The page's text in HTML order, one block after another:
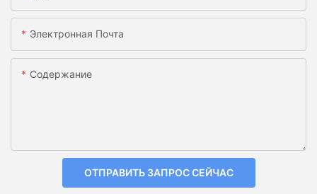
Электронная Почта
Содержание
ОТПРАВИТЬ ЗАПРОС СЕЙЧАС